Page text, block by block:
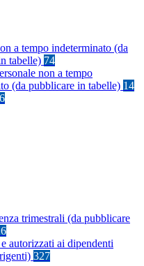
a tempo indeterminato (da
tabelle) 74
non a tempo
(da pubblicare in tabelle) 14
trimestrali (da pubblicare
autorizzati ai dipendenti
327